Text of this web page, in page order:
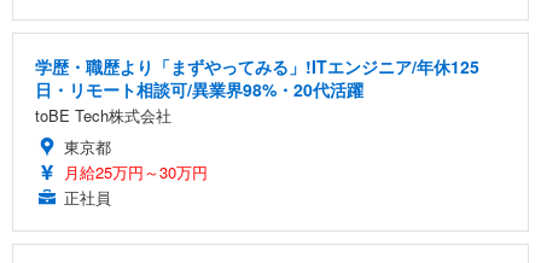
学歴・職歴より「まずやってみる」!ITエンジニア/年休125
日・リモート相談可/異業界98%・20代活躍
toBE Tech株式会社
東京都
月給25万円～30万円
正社員